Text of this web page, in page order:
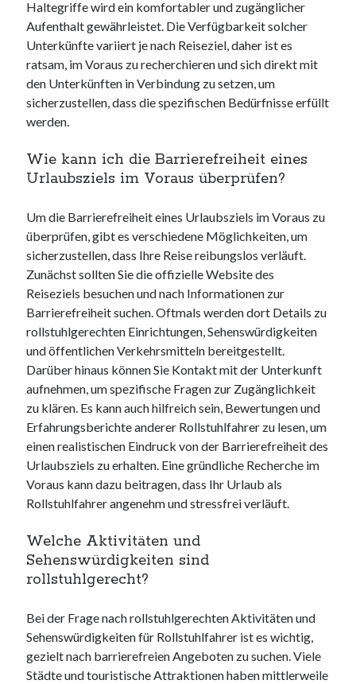
Haltegriffe wird ein komfortabler und zugänglicher
Aufenthalt gewährleistet. Die Verfügbarkeit solcher
Unterkünfte variiert je nach Reiseziel, daher ist es
ratsam, im Voraus zu recherchieren und sich direkt mit
den Unterkünften in Verbindung zu setzen, um
sicherzustellen, dass die spezifischen Bedürfnisse erfüllt
werden.
Wie kann ich die Barrierefreiheit eines
Urlaubsziels im Voraus überprüfen?
Um die Barrierefreiheit eines Urlaubsziels im Voraus zu
überprüfen, gibt es verschiedene Möglichkeiten, um
sicherzustellen, dass Ihre Reise reibungslos verläuft.
Zunächst sollten Sie die offizielle Website des
Reiseziels besuchen und nach Informationen zur
Barrierefreiheit suchen. Oftmals werden dort Details zu
rollstuhlgerechten Einrichtungen, Sehenswürdigkeiten
und öffentlichen Verkehrsmitteln bereitgestellt.
Darüber hinaus können Sie Kontakt mit der Unterkunft
aufnehmen, um spezifische Fragen zur Zugänglichkeit
zu klären. Es kann auch hilfreich sein, Bewertungen und
Erfahrungsberichte anderer Rollstuhlfahrer zu lesen, um
einen realistischen Eindruck von der Barrierefreiheit des
Urlaubsziels zu erhalten. Eine gründliche Recherche im
Voraus kann dazu beitragen, dass Ihr Urlaub als
Rollstuhlfahrer angenehm und stressfrei verläuft.
Welche Aktivitäten und
Sehenswürdigkeiten sind
rollstuhlgerecht?
Bei der Frage nach rollstuhlgerechten Aktivitäten und
Sehenswürdigkeiten für Rollstuhlfahrer ist es wichtig,
gezielt nach barrierefreien Angeboten zu suchen. Viele
Städte und touristische Attraktionen haben mittlerweile